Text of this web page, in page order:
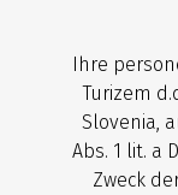
Ihre
Turizem
Slovenia,
Abs. 1 lit. a
Zweck